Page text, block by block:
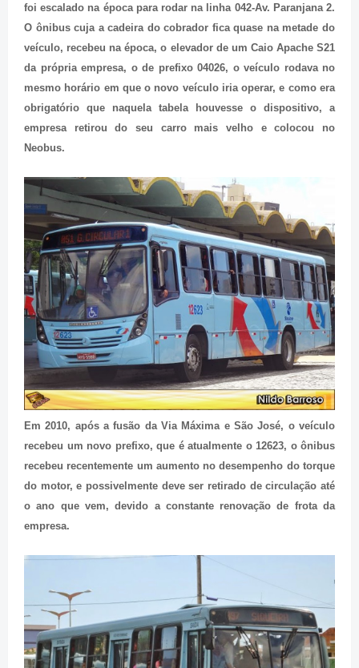
foi escalado na época para rodar na linha 042-Av. Paranjana 2.
O ônibus cuja a cadeira do cobrador fica quase na metade do
veículo, recebeu na época, o elevador de um Caio Apache S21
da própria empresa, o de prefixo 04026, o veículo rodava no
mesmo horário em que o novo veículo iria operar, e como era
obrigatório que naquela tabela houvesse o dispositivo, a
empresa retirou do seu carro mais velho e colocou no
Neobus.
Em 2010, após a fusão da Via Máxima e São José, o veículo
recebeu um novo prefixo, que é atualmente o 12623, o ônibus
recebeu recentemente um aumento no desempenho do torque
do motor, e possivelmente deve ser retirado de circulação até
o ano que vem, devido a constante renovação de frota da
empresa.